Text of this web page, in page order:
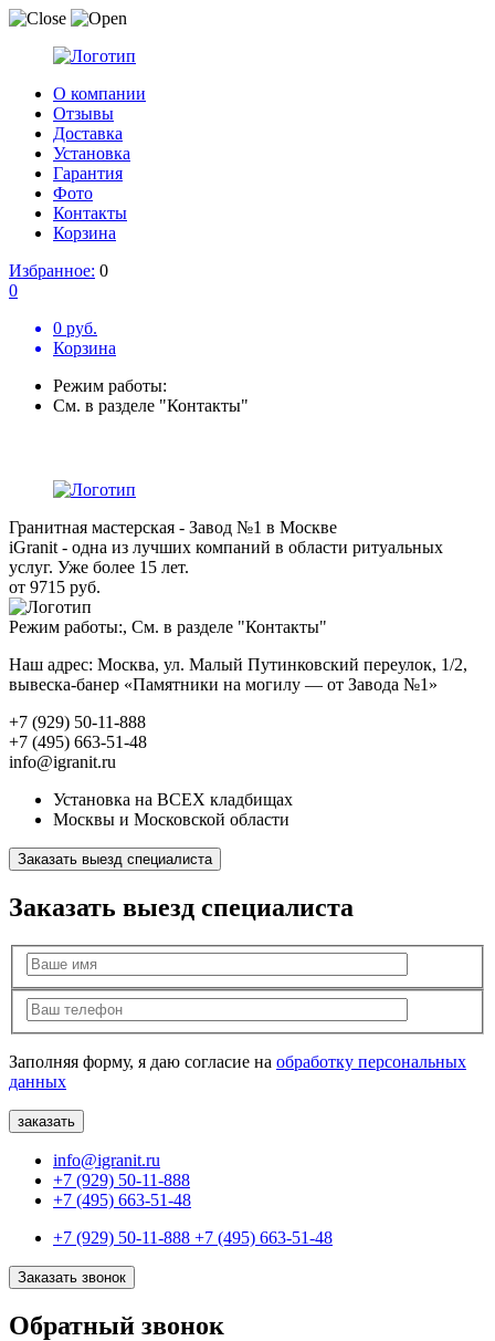
О компании
Отзывы
Доставка
Установка
Гарантия
Фото
Контакты
Корзина
Избранное: 0
0
0 руб.
Корзина
Режим работы:
См. в разделе "Контакты"
Гранитная мастерская - Завод №1 в Москве
iGranit - одна из лучших компаний в области ритуальных
услуг. Уже более 15 лет.
от 9715 руб.
Режим работы:, См. в разделе "Контакты"
Наш адрес: Москва, ул. Малый Путинковский переулок, 1/2,
вывеска-банер «Памятники на могилу — от Завода №1»
+7 (929) 50-11-888
+7 (495) 663-51-48
info@igranit.ru
Установка на ВСЕХ кладбищах
Москвы и Московской области
Заказать выезд специалиста
Заказать выезд специалиста
Заполняя форму, я даю согласие на обработку персональных
данных
info@igranit.ru
+7 (929) 50-11-888
+7 (495) 663-51-48
+7 (929) 50-11-888 +7 (495) 663-51-48
Заказать звонок
Обратный звонок